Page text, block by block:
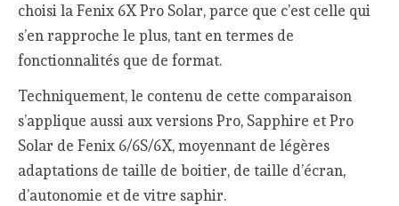
choisi la Fenix 6X Pro Solar, parce que c’est celle qui
s’en rapproche le plus, tant en termes de
fonctionnalités que de format.
Techniquement, le contenu de cette comparaison
s’applique aussi aux versions Pro, Sapphire et Pro
Solar de Fenix 6/6S/6X, moyennant de légères
adaptations de taille de boitier, de taille d’écran,
d’autonomie et de vitre saphir.